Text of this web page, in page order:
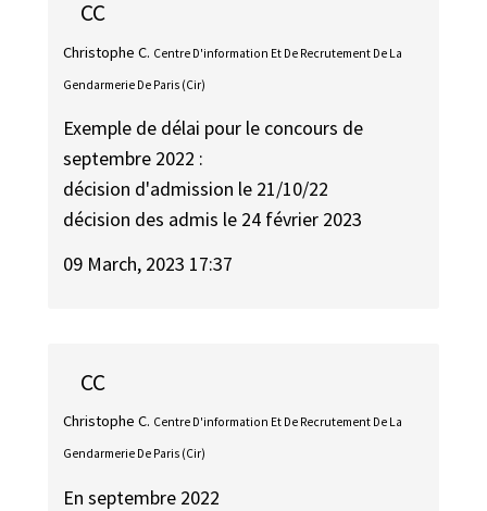
CC
Christophe C. Centre D'information Et De Recrutement De La
Gendarmerie De Paris (Cir)
Exemple de délai pour le concours de
septembre 2022 :
décision d'admission le 21/10/22
décision des admis le 24 février 2023
09 March, 2023 17:37
CC
Christophe C. Centre D'information Et De Recrutement De La
Gendarmerie De Paris (Cir)
En septembre 2022